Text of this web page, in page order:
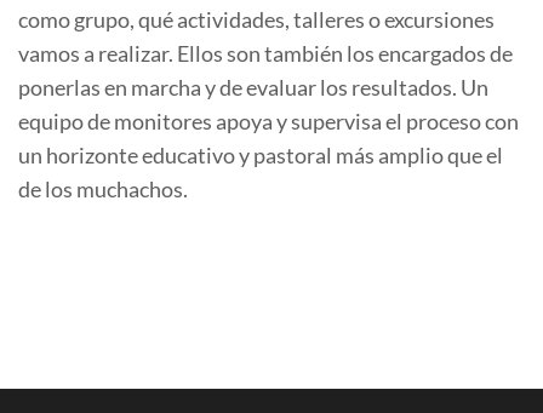
como grupo, qué actividades, talleres o excursiones
vamos a realizar. Ellos son también los encargados de
ponerlas en marcha y de evaluar los resultados. Un
equipo de monitores apoya y supervisa el proceso con
un horizonte educativo y pastoral más amplio que el
de los muchachos.